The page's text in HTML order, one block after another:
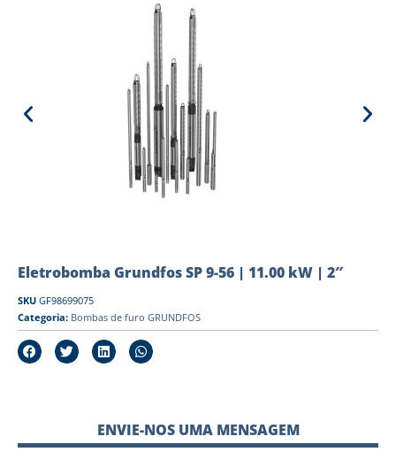
Eletrobomba Grundfos SP 9-56 | 11.00 kW | 2″
SKU GF98699075
Categoria: Bombas de furo GRUNDFOS
ENVIE-NOS UMA MENSAGEM